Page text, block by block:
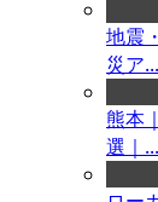
地震
災ア...
熊本
選｜...